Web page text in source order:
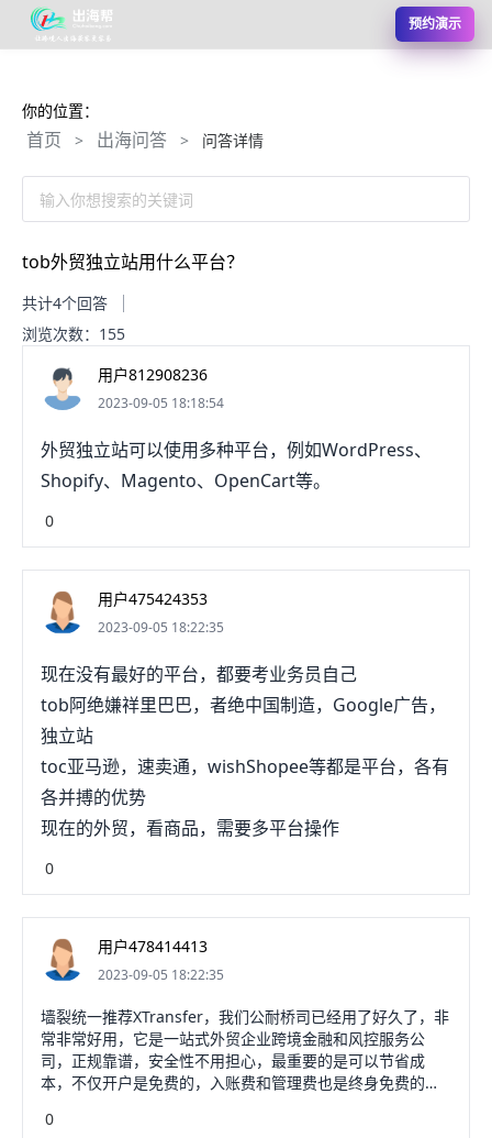
预约演示
你的位置：
首页 > 出海问答 > 问答详情
输入你想搜索的关键词
tob外贸独立站用什么平台？
共计4个回答
浏览次数：155
用户812908236
2023-09-05 18:18:54
外贸独立站可以使用多种平台，例如WordPress、
Shopify、Magento、OpenCart等。
0
用户475424353
2023-09-05 18:22:35
现在没有最好的平台，都要考业务员自己
tob阿绝嫌祥里巴巴，者绝中国制造，Google广告，
独立站
toc亚马逊，速卖通，wishShopee等都是平台，各有
各并搏的优势
现在的外贸，看商品，需要多平台操作
0
用户478414413
2023-09-05 18:22:35
墙裂统一推荐XTransfer，我们公耐桥司已经用了好久了，非
常非常好用，它是一站式外贸企业跨境金融和风控服务公
司，正规靠谱，安全性不用担心，最重要的是可以节省成
本，不仅开户是免费的，入账费和管理费也是终身免费的，
很划算。
0